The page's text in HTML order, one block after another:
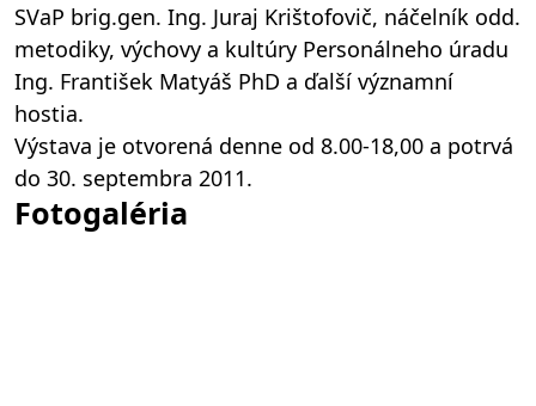
SVaP brig.gen. Ing. Juraj Krištofovič, náčelník odd.
metodiky, výchovy a kultúry Personálneho úradu
Ing. František Matyáš PhD a ďalší významní
hostia.
Výstava je otvorená denne od 8.00-18,00 a potrvá
do 30. septembra 2011.
Fotogaléria